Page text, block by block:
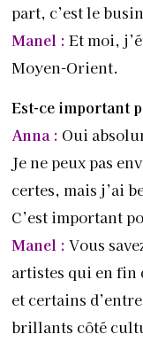
part, c’est le
Manel : Et moi,
Moyen-Orient.
Est-ce important
Anna : Oui
Je ne peux pas
certes, mais j’ai
C’est important
Manel : Vous
artistes qui en fin
et certains
brillants côté